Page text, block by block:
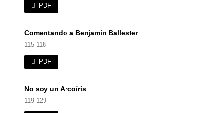
PDF
Comentando a Benjamin Ballester
115-118
PDF
No soy un Arcoíris
119-129